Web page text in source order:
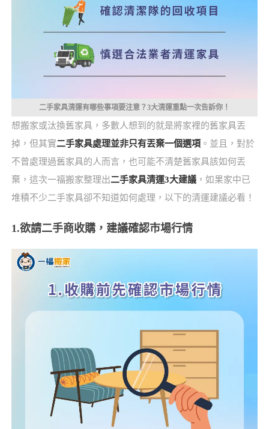
二手家具清運有哪些事項要注意？3大清運重點一次告訴你！
想搬家或汰換舊家具，多數人想到的就是將家裡的舊家具丟
掉，但其實二手家具處理並非只有丟棄一個選項。並且，對於
不曾處理過舊家具的人而言，也可能不清楚舊家具該如何丟
棄，這次一福搬家整理出二手家具清運3大建議，如果家中已
堆積不少二手家具卻不知道如何處理，以下的清運建議必看！
1.欲請二手商收購，建議確認市場行情